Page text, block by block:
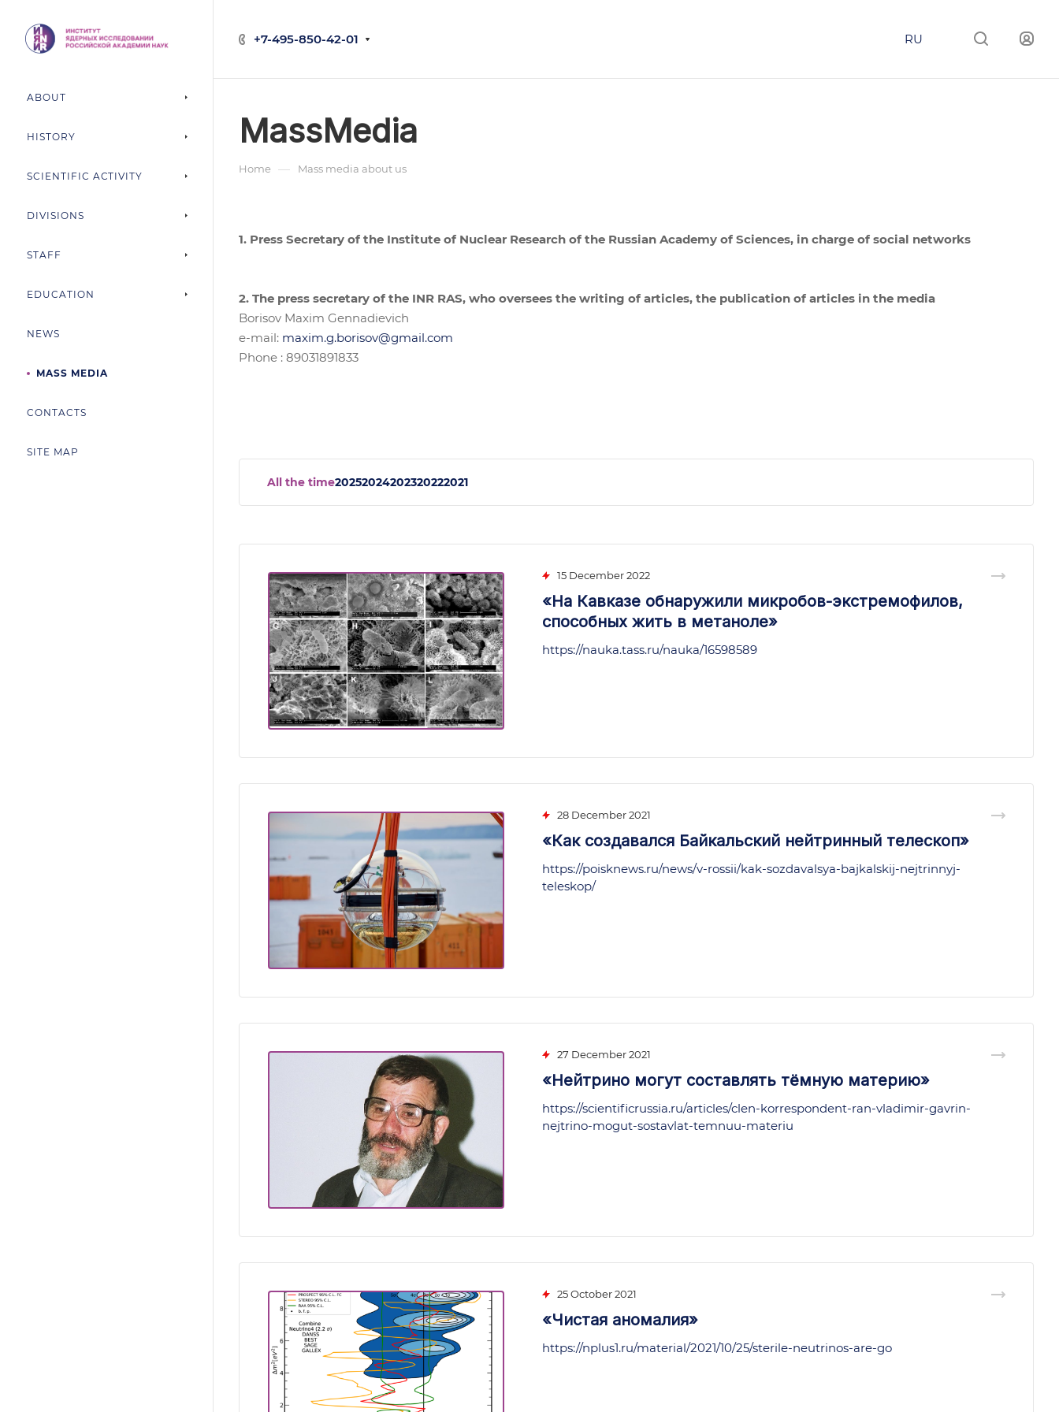
+7-495-850-42-01 RU
ABOUT
HISTORY
SCIENTIFIC ACTIVITY
DIVISIONS
STAFF
EDUCATION
NEWS
MASS MEDIA
CONTACTS
SITE MAP
MassMedia
Home — Mass media about us
1. Press Secretary of the Institute of Nuclear Research of the Russian Academy of Sciences, in charge of social networks
2. The press secretary of the INR RAS, who oversees the writing of articles, the publication of articles in the media
Borisov Maxim Gennadievich
e-mail: maxim.g.borisov@gmail.com
Phone : 89031891833
All the time20252024202320222021
15 December 2022
«На Кавказе обнаружили микробов-экстремофилов,
способных жить в метаноле»
https://nauka.tass.ru/nauka/16598589
28 December 2021
«Как создавался Байкальский нейтринный телескоп»
https://poisknews.ru/news/v-rossii/kak-sozdavalsya-bajkalskij-nejtrinnyj-
teleskop/
27 December 2021
«Нейтрино могут составлять тёмную материю»
https://scientificrussia.ru/articles/clen-korrespondent-ran-vladimir-gavrin-
nejtrino-mogut-sostavlat-temnuu-materiu
25 October 2021
«Чистая аномалия»
https://nplus1.ru/material/2021/10/25/sterile-neutrinos-are-go